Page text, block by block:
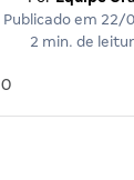
Publicado em 22/
2 min. de
0